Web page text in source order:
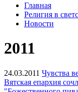
Главная
Религия в
Новости
2011
24.03.2011 Чувства
Вятская епархия